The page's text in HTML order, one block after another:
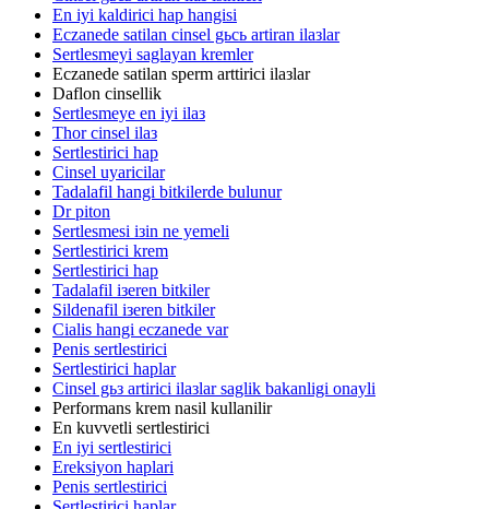
En iyi kaldirici hap hangisi
Eczanede satilan cinsel gьcь artiran ilaзlar
Sertlesmeyi saglayan kremler
Eczanede satilan sperm arttirici ilaзlar
Daflon cinsellik
Sertlesmeye en iyi ilaз
Thor cinsel ilaз
Sertlestirici hap
Cinsel uyaricilar
Tadalafil hangi bitkilerde bulunur
Dr piton
Sertlesmesi iзin ne yemeli
Sertlestirici krem
Sertlestirici hap
Tadalafil iзeren bitkiler
Sildenafil iзeren bitkiler
Cialis hangi eczanede var
Penis sertlestirici
Sertlestirici haplar
Cinsel gьз artirici ilaзlar saglik bakanligi onayli
Performans krem nasil kullanilir
En kuvvetli sertlestirici
En iyi sertlestirici
Ereksiyon haplari
Penis sertlestirici